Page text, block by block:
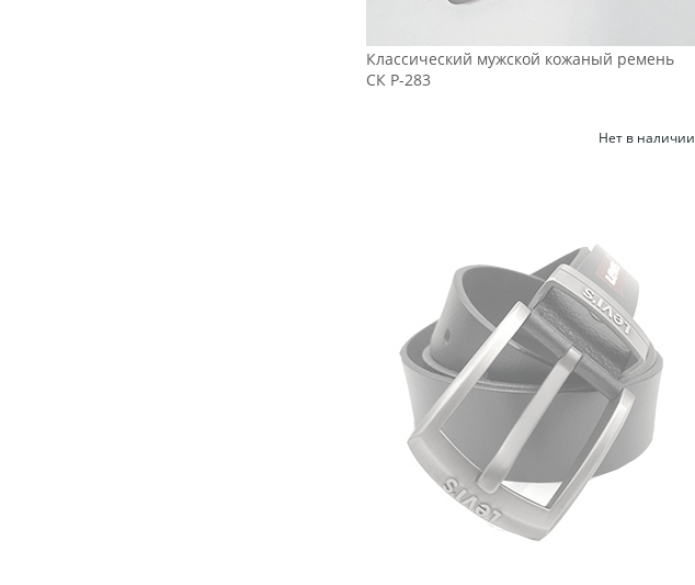
Классический мужской кожаный ремень
СК Р-283
Нет в наличии